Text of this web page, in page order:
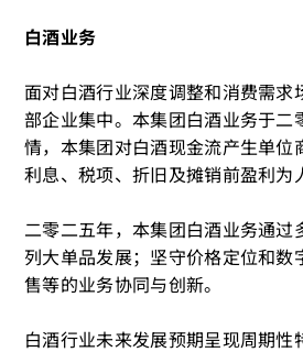
白酒业务
面对白酒行业深度调整和消费需
部企业集中。本集团白酒业务于
情，本集团对白酒现金流产生单
利息、税项、折旧及摊销前盈利
二零二五年，本集团白酒业务通
列大单品发展；坚守价格定位和
售等的业务协同与创新。
白酒行业未来发展预期呈现周期